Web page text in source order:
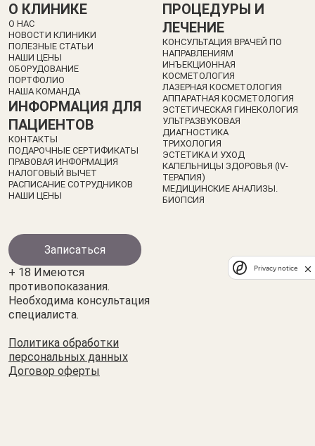
О КЛИНИКЕ
О НАС
НОВОСТИ КЛИНИКИ
ПОЛЕЗНЫЕ СТАТЬИ
НАШИ ЦЕНЫ
ОБОРУДОВАНИЕ
ПОРТФОЛИО
НАША КОМАНДА
ИНФОРМАЦИЯ ДЛЯ
ПАЦИЕНТОВ
КОНТАКТЫ
ПОДАРОЧНЫЕ СЕРТИФИКАТЫ
ПРАВОВАЯ ИНФОРМАЦИЯ
НАЛОГОВЫЙ ВЫЧЕТ
РАСПИСАНИЕ СОТРУДНИКОВ
НАШИ ЦЕНЫ
ПРОЦЕДУРЫ И
ЛЕЧЕНИЕ
КОНСУЛЬТАЦИЯ ВРАЧЕЙ ПО
НАПРАВЛЕНИЯМ
ИНЪЕКЦИОННАЯ
КОСМЕТОЛОГИЯ
ЛАЗЕРНАЯ КОСМЕТОЛОГИЯ
АППАРАТНАЯ КОСМЕТОЛОГИЯ
ЭСТЕТИЧЕСКАЯ ГИНЕКОЛОГИЯ
УЛЬТРАЗВУКОВАЯ
ДИАГНОСТИКА
ТРИХОЛОГИЯ
ЭСТЕТИКА И УХОД
КАПЕЛЬНИЦЫ ЗДОРОВЬЯ (IV-
ТЕРАПИЯ)
МЕДИЦИНСКИЕ АНАЛИЗЫ.
БИОПСИЯ
Записаться
+ 18 Имеются
противопоказания.
Необходима консультация
специалиста.
Политика обработки
персональных данных
Договор оферты
Privacy notice